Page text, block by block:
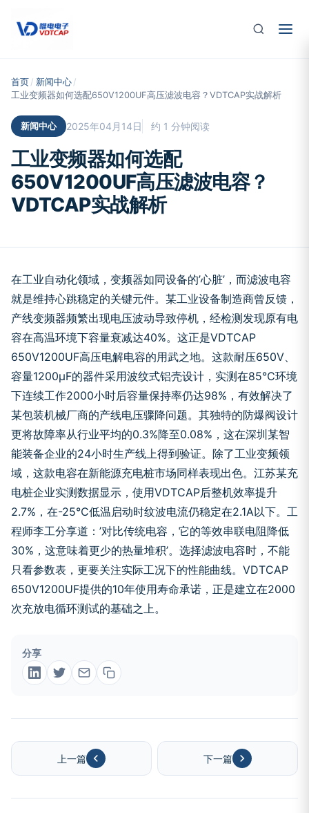
首页 / 新闻中心 /
工业变频器如何选配650V1200UF高压滤波电容？VDTCAP实战解析
新闻中心 2025年04月14日 约 1 分钟阅读
工业变频器如何选配
650V1200UF高压滤波电容？
VDTCAP实战解析
在工业自动化领域，变频器如同设备的’心脏’，而滤波电容
就是维持心跳稳定的关键元件。某工业设备制造商曾反馈，
产线变频器频繁出现电压波动导致停机，经检测发现原有电
容在高温环境下容量衰减达40%。这正是VDTCAP
650V1200UF高压电解电容的用武之地。这款耐压650V、
容量1200μF的器件采用波纹式铝壳设计，实测在85℃环境
下连续工作2000小时后容量保持率仍达98%，有效解决了
某包装机械厂商的产线电压骤降问题。其独特的防爆阀设计
更将故障率从行业平均的0.3%降至0.08%，这在深圳某智
能装备企业的24小时生产线上得到验证。除了工业变频领
域，这款电容在新能源充电桩市场同样表现出色。江苏某充
电桩企业实测数据显示，使用VDTCAP后整机效率提升
2.7%，在-25℃低温启动时纹波电流仍稳定在2.1A以下。工
程师李工分享道：’对比传统电容，它的等效串联电阻降低
30%，这意味着更少的热量堆积’。选择滤波电容时，不能
只看参数表，更要关注实际工况下的性能曲线。VDTCAP
650V1200UF提供的10年使用寿命承诺，正是建立在2000
次充放电循环测试的基础之上。
分享
上一篇 下一篇